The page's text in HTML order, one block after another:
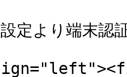
定より端末認